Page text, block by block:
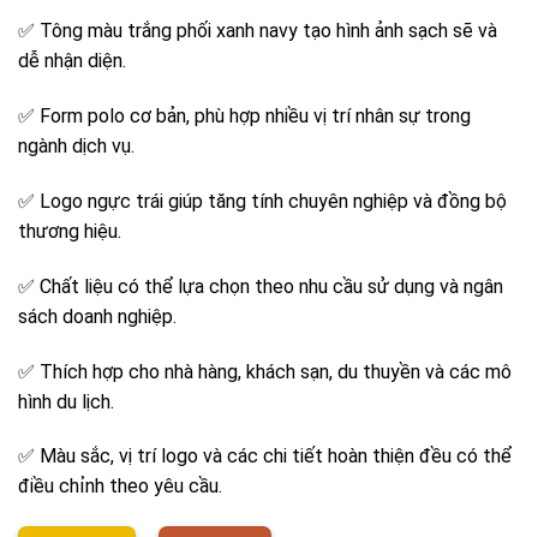
✅ Tông màu trắng phối xanh navy tạo hình ảnh sạch sẽ và
dễ nhận diện.
✅ Form polo cơ bản, phù hợp nhiều vị trí nhân sự trong
ngành dịch vụ.
✅ Logo ngực trái giúp tăng tính chuyên nghiệp và đồng bộ
thương hiệu.
✅ Chất liệu có thể lựa chọn theo nhu cầu sử dụng và ngân
sách doanh nghiệp.
✅ Thích hợp cho nhà hàng, khách sạn, du thuyền và các mô
hình du lịch.
✅ Màu sắc, vị trí logo và các chi tiết hoàn thiện đều có thể
điều chỉnh theo yêu cầu.